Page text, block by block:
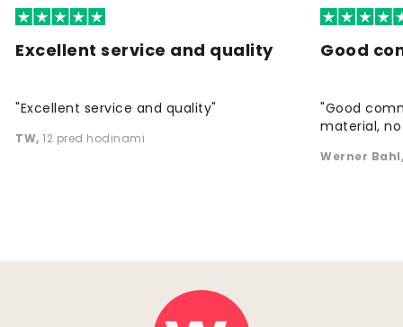
Excellent service and quality
"Excellent service and quality"
TW, 12 pred hodinami
Good
"Good
material,
Werner Bahl